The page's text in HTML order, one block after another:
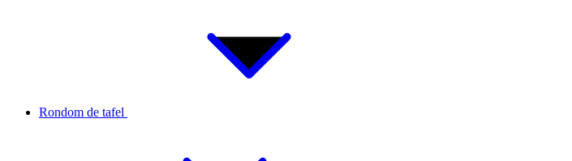
Rondom de tafel